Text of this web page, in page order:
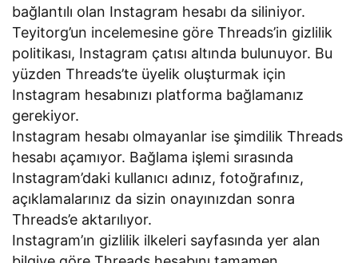
bağlantılı olan Instagram hesabı da siliniyor.
Teyitorg’un incelemesine göre Threads’in gizlilik
politikası, Instagram çatısı altında bulunuyor. Bu
yüzden Threads’te üyelik oluşturmak için
Instagram hesabınızı platforma bağlamanız
gerekiyor.
Instagram hesabı olmayanlar ise şimdilik Threads
hesabı açamıyor. Bağlama işlemi sırasında
Instagram’daki kullanıcı adınız, fotoğrafınız,
açıklamalarınız da sizin onayınızdan sonra
Threads’e aktarılıyor.
Instagram’ın gizlilik ilkeleri sayfasında yer alan